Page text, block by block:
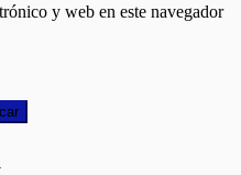
y web en este navegador